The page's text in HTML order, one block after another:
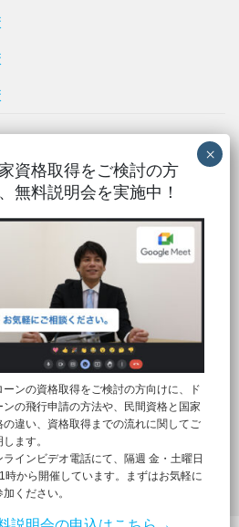
」
| Desktop
ン合宿. All rights reserved.
資格取得をご検討の方
無料説明会を実施中！
ーンの資格取得をご検討の方向けに、ド
ンの飛行申請の方法や、民間資格と国家
の違い、資格取得までの流れに関してご
ます。
ラインビデオ電話にて、隔週 金・土曜日
時から開催しています。まずはお気軽に
加ください。